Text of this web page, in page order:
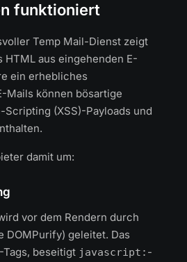
funktioniert
Temp Mail-Dienst zeigt
aus eingehenden E-
ein erhebliches
Mails können bösartige
(XSS)-Payloads und
damit um:
vor dem Rendern durch
DOMPurify) geleitet. Das
-Tags, beseitigt javascript: -